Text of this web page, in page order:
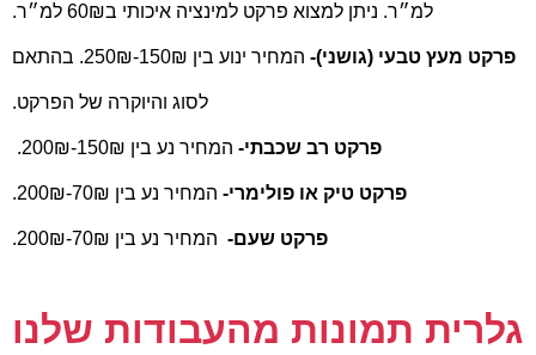
למ״ר. ניתן למצוא פרקט למינציה איכותי ב60₪ למ״ר.
פרקט מעץ טבעי (גושני)- המחיר ינוע בין 150₪-250₪. בהתאם
לסוג והיוקרה של הפרקט.
פרקט רב שכבתי- המחיר נע בין 150₪-200₪.
פרקט טיק או פולימרי- המחיר נע בין 70₪-200₪.
פרקט שעם- המחיר נע בין 70₪-200₪.
גלרית תמונות מהעבודות שלנו